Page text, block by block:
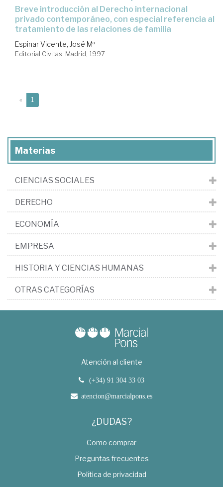
breve introducción al Derecho internacional
privado contemporáneo, con especial referencia al
tratamiento de las relaciones de familia
Espinar Vicente, José Mª
Editorial Civitas. Madrid, 1997
« 1
Materias
CIENCIAS SOCIALES
DERECHO
ECONOMÍA
EMPRESA
HISTORIA Y CIENCIAS HUMANAS
OTRAS CATEGORÍAS
Atención al cliente
(+34) 91 304 33 03
atencion@marcialpons.es
¿DUDAS?
Como comprar
Preguntas frecuentes
Política de privacidad